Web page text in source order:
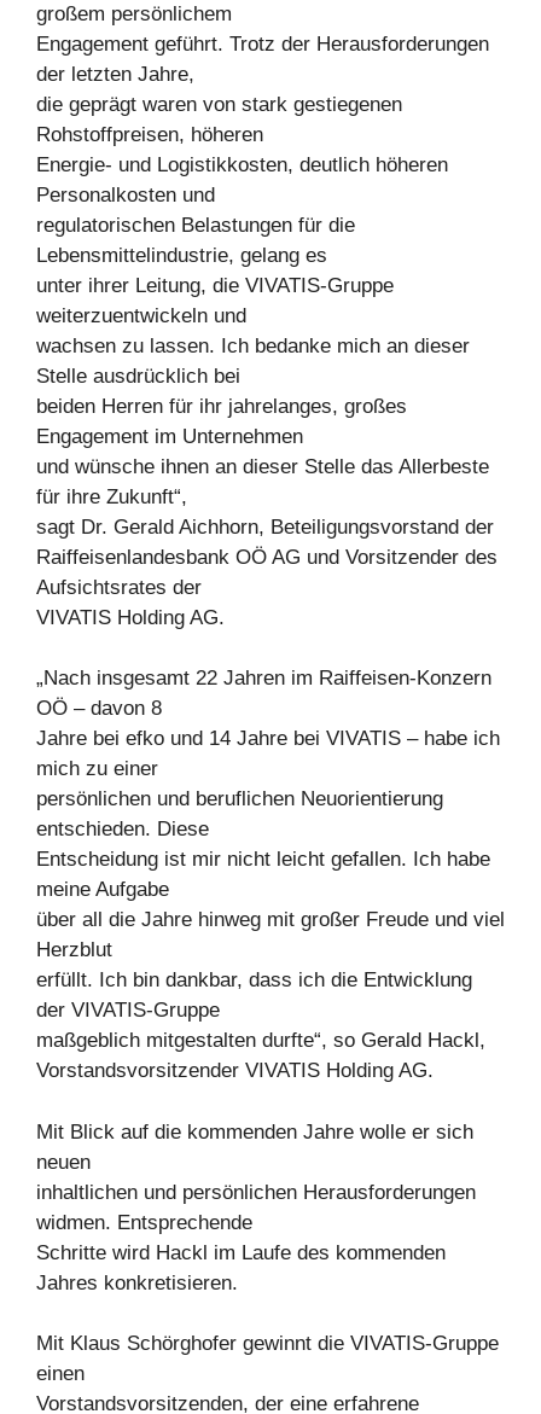
großem persönlichem
Engagement geführt. Trotz der Herausforderungen
der letzten Jahre,
die geprägt waren von stark gestiegenen
Rohstoffpreisen, höheren
Energie- und Logistikkosten, deutlich höheren
Personalkosten und
regulatorischen Belastungen für die
Lebensmittelindustrie, gelang es
unter ihrer Leitung, die VIVATIS-Gruppe
weiterzuentwickeln und
wachsen zu lassen. Ich bedanke mich an dieser
Stelle ausdrücklich bei
beiden Herren für ihr jahrelanges, großes
Engagement im Unternehmen
und wünsche ihnen an dieser Stelle das Allerbeste
für ihre Zukunft“,
sagt Dr. Gerald Aichhorn, Beteiligungsvorstand der
Raiffeisenlandesbank OÖ AG und Vorsitzender des
Aufsichtsrates der
VIVATIS Holding AG.
„Nach insgesamt 22 Jahren im Raiffeisen-Konzern
OÖ – davon 8
Jahre bei efko und 14 Jahre bei VIVATIS – habe ich
mich zu einer
persönlichen und beruflichen Neuorientierung
entschieden. Diese
Entscheidung ist mir nicht leicht gefallen. Ich habe
meine Aufgabe
über all die Jahre hinweg mit großer Freude und viel
Herzblut
erfüllt. Ich bin dankbar, dass ich die Entwicklung
der VIVATIS-Gruppe
maßgeblich mitgestalten durfte“, so Gerald Hackl,
Vorstandsvorsitzender VIVATIS Holding AG.
Mit Blick auf die kommenden Jahre wolle er sich
neuen
inhaltlichen und persönlichen Herausforderungen
widmen. Entsprechende
Schritte wird Hackl im Laufe des kommenden
Jahres konkretisieren.
Mit Klaus Schörghofer gewinnt die VIVATIS-Gruppe
einen
Vorstandsvorsitzenden, der eine erfahrene